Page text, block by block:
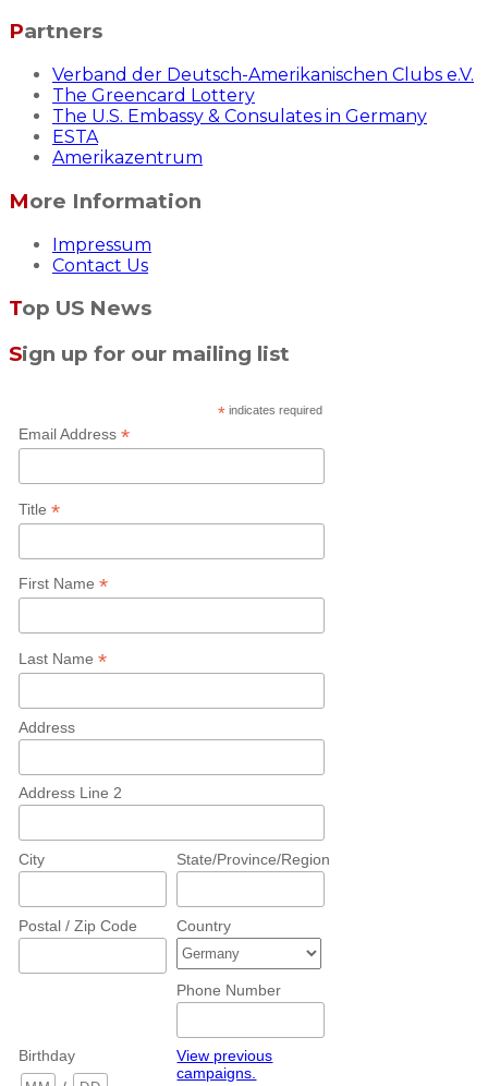
Partners
Verband der Deutsch-Amerikanischen Clubs e.V.
The Greencard Lottery
The U.S. Embassy & Consulates in Germany
ESTA
Amerikazentrum
More Information
Impressum
Contact Us
Top US News
Sign up for our mailing list
* indicates required
Email Address *
Title *
First Name *
Last Name *
Address
Address Line 2
City State/Province/Region
Postal / Zip Code Country
Phone Number
Birthday
View previous
campaigns.